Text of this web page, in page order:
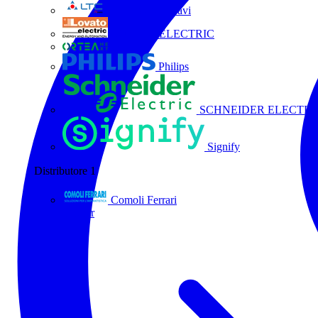
La Triveneta Cavi
LOVATO ELECTRIC
Philips
SCHNEIDER
Signify
Distributore 1
Comoli Ferrari
Tutti i partner